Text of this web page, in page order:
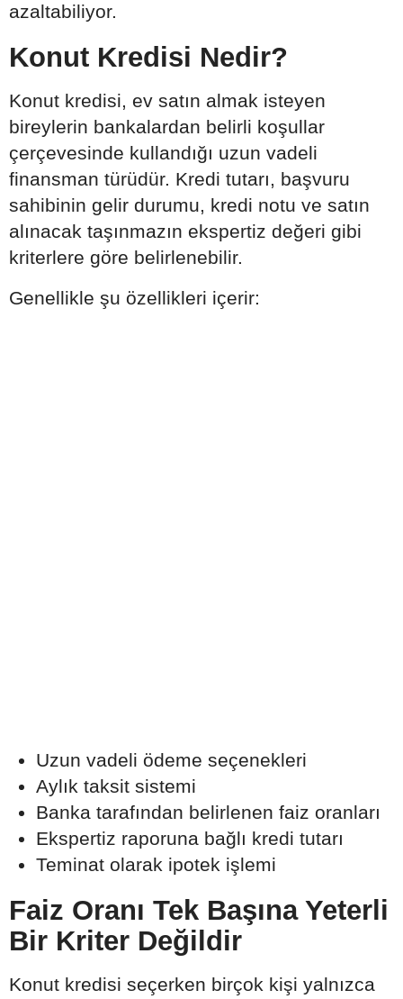
azaltabiliyor.
Konut Kredisi Nedir?
Konut kredisi, ev satın almak isteyen
bireylerin bankalardan belirli koşullar
çerçevesinde kullandığı uzun vadeli
finansman türüdür. Kredi tutarı, başvuru
sahibinin gelir durumu, kredi notu ve satın
alınacak taşınmazın ekspertiz değeri gibi
kriterlere göre belirlenebilir.
Genellikle şu özellikleri içerir:
Uzun vadeli ödeme seçenekleri
Aylık taksit sistemi
Banka tarafından belirlenen faiz oranları
Ekspertiz raporuna bağlı kredi tutarı
Teminat olarak ipotek işlemi
Faiz Oranı Tek Başına Yeterli
Bir Kriter Değildir
Konut kredisi seçerken birçok kişi yalnızca